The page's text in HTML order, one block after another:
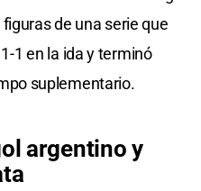
de una serie que
1 en la ida y terminó
suplementario.
argentino y